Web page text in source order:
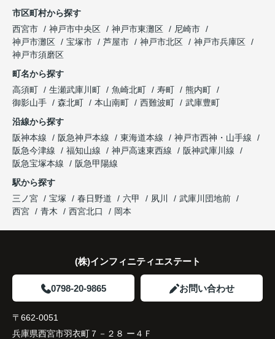
趣味を楽しむ時間が増えました。
これからの暮らしを前向きに考えられるようにな
り、住み替えを決断して本当に良かったと思ってい
ます。
「立地も良く、長期保有したい物件です。」
と話され、このビルを大切に運営してくださること
になりました。
長年守ってきた資産を安心して引き継ぐことがで
き、家族全員が納得できる売却となりました。
「レ・ジェイド西宮北口」の査定だけでなく、新居
購入とのタイミングや資金計画についても丁寧に説
明してくださいました。
販売活動では、西宮北口駅へのアクセス、阪急西宮
ガーデンズ、教育施設、商業施設など、このエリア
した。
購入されたご家族は、
と大変喜ばれ、この住まいを選ばれました。
住み替え後は家族それぞれの通勤・通学時間が短く
家族全員にとって、将来を見据えた良い選択だった
市区町村から探す
西宮市
神戸市中央区 神戸市東灘区
尼崎市
神戸市灘区
宝塚市 芦屋市 神戸市北区
神戸市兵庫区
神戸市須磨区
町名から探す
高須町
生瀬武庫川町 魚崎北町 寿町
熊内町
御影山手
森北町 本山南町 西難波町
武庫豊町
沿線から探す
阪神本線
阪急神戸本線 東海道本線
神戸市西神・山手線
阪急今津線
福知山線 神戸高速東西線
阪神武庫川線
阪急宝塚本線
阪急甲陽線
駅から探す
三ノ宮
宝塚 春日野道 六甲 夙川
武庫川団地前
西宮
青木 西宮北口 岡本
(株)インフィニティエステート
0798-20-9865 お問い合わせ
〒662-0051
兵庫県西宮市羽衣町７－２８ ー４Ｆ